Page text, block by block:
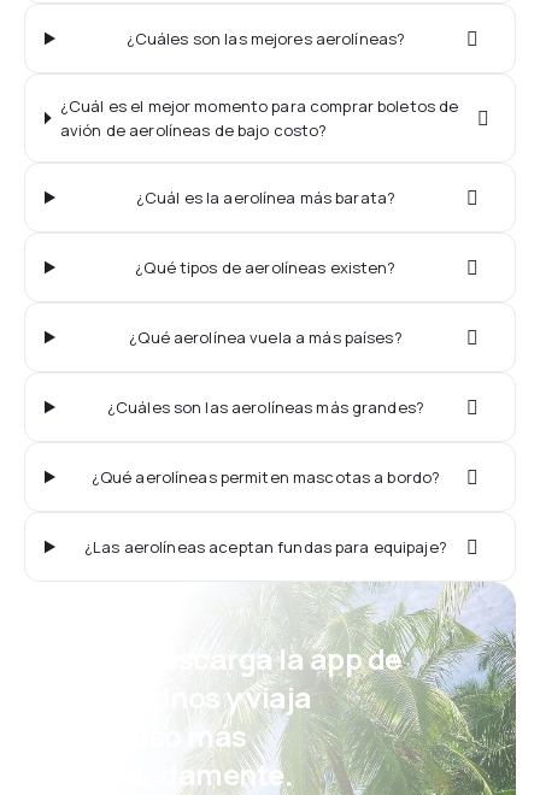
¿Cuáles son las mejores aerolíneas?
¿Cuál es el mejor momento para comprar boletos de
avión de aerolíneas de bajo costo?
¿Cuál es la aerolínea más barata?
¿Qué tipos de aerolíneas existen?
¿Qué aerolínea vuela a más países?
¿Cuáles son las aerolíneas más grandes?
¿Qué aerolíneas permiten mascotas a bordo?
¿Las aerolíneas aceptan fundas para equipaje?
¡Eh! Descarga la app de
eDestinos y viaja
incluso más
cómodamente.